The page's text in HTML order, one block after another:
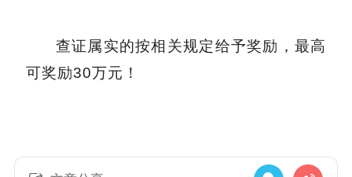
查证属实的按相关规定给予奖励，最高
可奖励30万元！